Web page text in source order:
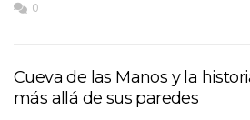
0
Cueva de las Manos y la
más allá de sus paredes